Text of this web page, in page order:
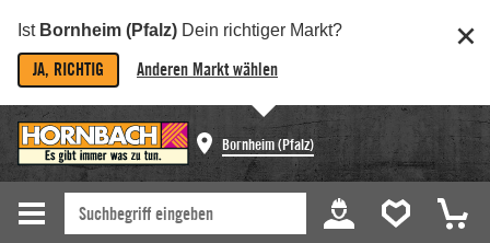
Ist Bornheim (Pfalz) Dein richtiger Markt?
JA, RICHTIG Anderen Markt wählen
Bornheim (Pfalz)